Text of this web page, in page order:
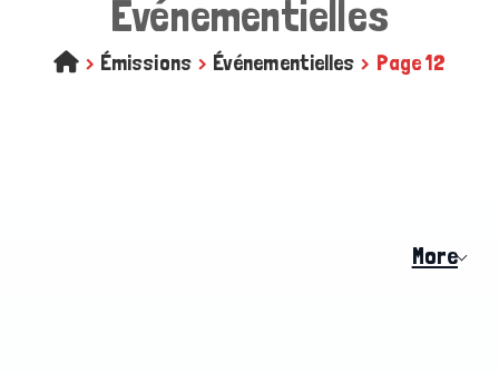
Événementielles
> Émissions > Événementielles > Page 12
More